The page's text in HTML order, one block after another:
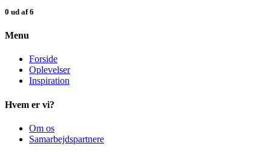
0 ud af 6
Menu
Forside
Oplevelser
Inspiration
Hvem er vi?
Om os
Samarbejdspartnere